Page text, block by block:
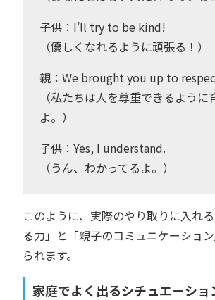
子供：I’ll try to be kind!
（優しくなれるように頑張る！）
親：We brought you up to
（私たちは人を尊重できるように
よ。）
子供：Yes, I understand.
（うん、わかってるよ。）
このように、実際のやり取りに入れ
る力」と「親子のコミュニケーショ
られます。
家庭でよく出るシチュエーショ